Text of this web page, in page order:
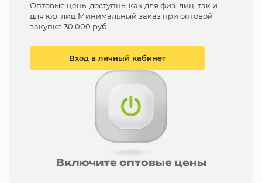
Оптовые цены доступны как для физ. лиц, так и
для юр. лиц Минимальный заказ при оптовой
закупке 30 000 руб.
Вход в личный кабинет
Включите оптовые цены